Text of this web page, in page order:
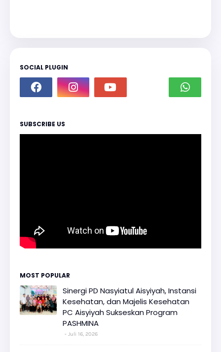
SOCIAL PLUGIN
SUBSCRIBE US
MOST POPULAR
Sinergi PD Nasyiatul Aisyiyah, Instansi
Kesehatan, dan Majelis Kesehatan
PC Aisyiyah Sukseskan Program
PASHMINA
Juli 16, 2026